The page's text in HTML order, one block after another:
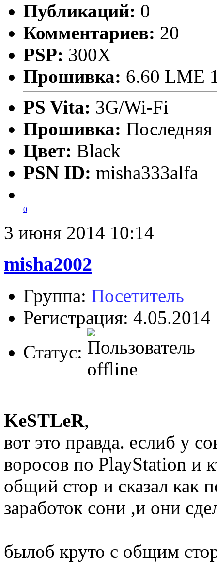
Публикаций: 0
Комментариев: 20
PSP: 300X
Прошивка: 6.60 LME
PS Vita: 3G/Wi-Fi
Прошивка: Последняя
Цвет: Black
PSN ID: misha333alfa
0
3 июня 2014 10:14
misha2002
Группа: Посетитель
Регистрация: 4.05.2014
Статус:
KeSTLeR,
вот это правда. еслиб у
воросов по PlayStation и
общий стор и сказал как
заработок сони ,и они
былоб круто с общим